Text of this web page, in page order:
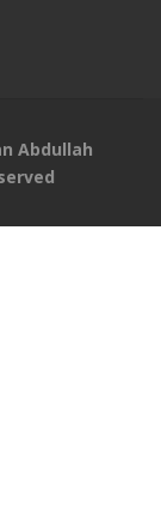
Abdullah